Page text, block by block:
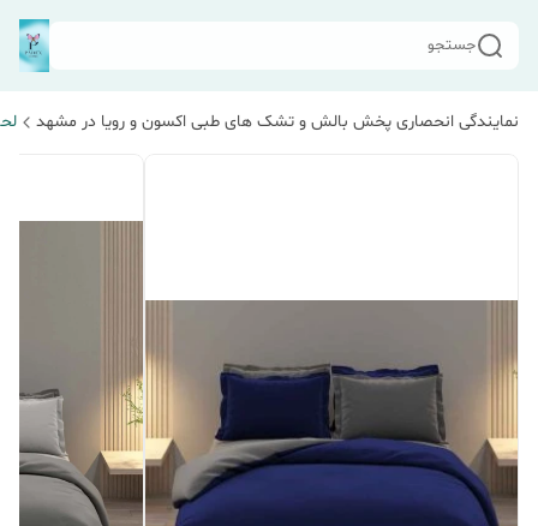
جستجو
نمایندگی انحصاری پخش بالش و تشک های طبی اکسون و رویا در مشهد